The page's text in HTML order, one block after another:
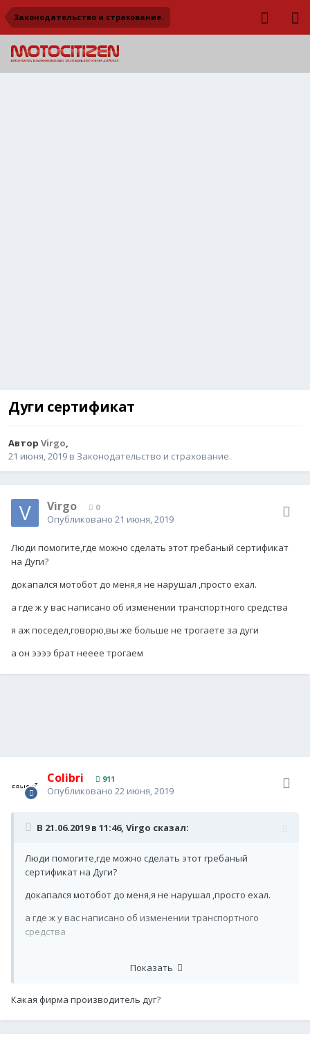
Законодательство и страхование.
Дуги сертификат
Автор Virgo,
21 июня, 2019 в Законодательство и страхование.
Virgo 0
Опубликовано 21 июня, 2019
Люди помогите,где можно сделать этот гребаный сертификат
на Дуги?
докапался мотобот до меня,я не нарушал ,просто ехал.
а где ж у вас написано об изменении транспортного средства
я аж поседел,говорю,вы же больше не трогаете за дуги
а он ээээ брат нееее трогаем
Colibri 911
Опубликовано 22 июня, 2019
В 21.06.2019 в 11:46, Virgo сказал:
Люди помогите,где можно сделать этот гребаный
сертификат на Дуги?
докапался мотобот до меня,я не нарушал ,просто ехал.
а где ж у вас написано об изменении транспортного
средства
Показать
Какая фирма производитель дуг?